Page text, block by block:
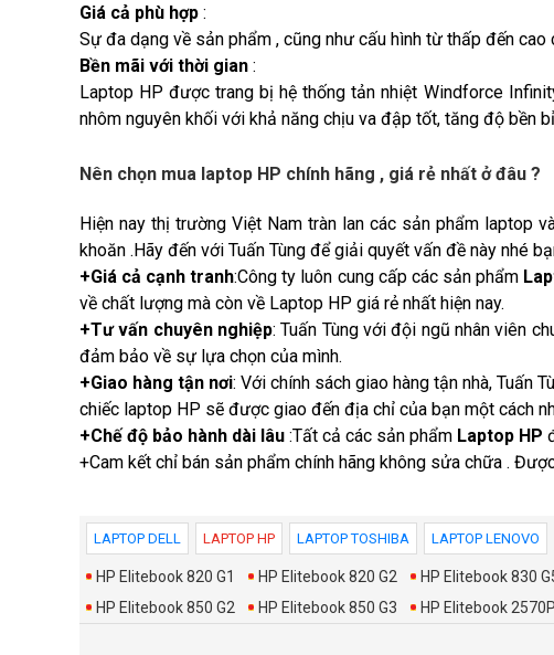
Giá cả phù hợp :
Sự đa dạng về sản phẩm , cũng như cấu hình từ thấp đến
Bền mãi với thời gian :
Laptop HP được trang bị hệ thống tản nhiệt Windforce
nhôm nguyên khối với khả năng chịu va đập tốt, tăng độ bền
Nên chọn mua laptop HP chính hãng , giá rẻ nhất ở đâu ?
Hiện nay thị trường Việt Nam tràn lan các sản phẩm laptop
khoăn .Hãy đến với Tuấn Tùng để giải quyết vấn đề này nhé
+Giá cả cạnh tranh:Công ty luôn cung cấp các sản phẩm
về chất lượng mà còn về Laptop HP giá rẻ nhất hiện nay.
+Tư vấn chuyên nghiệp: Tuấn Tùng với đội ngũ nhân viên
đảm bảo về sự lựa chọn của mình.
+Giao hàng tận nơi: Với chính sách giao hàng tận nhà, Tuấn
chiếc laptop HP sẽ được giao đến địa chỉ của bạn một cách
+Chế độ bảo hành dài lâu :Tất cả các sản phẩm Laptop HP
+Cam kết chỉ bán sản phẩm chính hãng không sửa chữa .
LAPTOP DELL LAPTOP HP LAPTOP TOSHIBA LAPTOP LENOVO
HP Elitebook 820 G1 HP Elitebook 820 G2 HP Elitebook 830
HP Elitebook 850 G2
HP Elitebook 850 G3 HP Elitebook 2570P